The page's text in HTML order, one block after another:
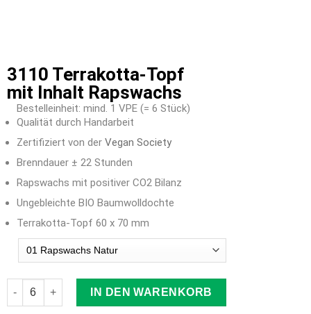
3110 Terrakotta-Topf
mit Inhalt Rapswachs
Bestelleinheit: mind. 1 VPE (= 6 Stück)
Qualität durch Handarbeit
Zertifiziert von der Vegan Society
Brenndauer ± 22 Stunden
Rapswachs mit positiver CO2 Bilanz
Ungebleichte BIO Baumwolldochte
Terrakotta-Topf 60 x 70 mm
IN DEN WARENKORB